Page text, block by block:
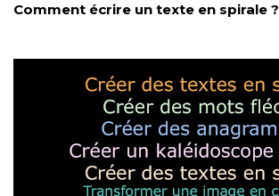
Comment écrire un texte en spirale ?